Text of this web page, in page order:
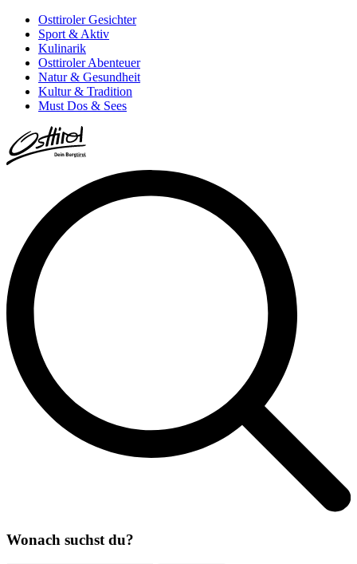
Osttiroler Gesichter
Sport & Aktiv
Kulinarik
Osttiroler Abenteuer
Natur & Gesundheit
Kultur & Tradition
Must Dos & Sees
Wonach suchst du?